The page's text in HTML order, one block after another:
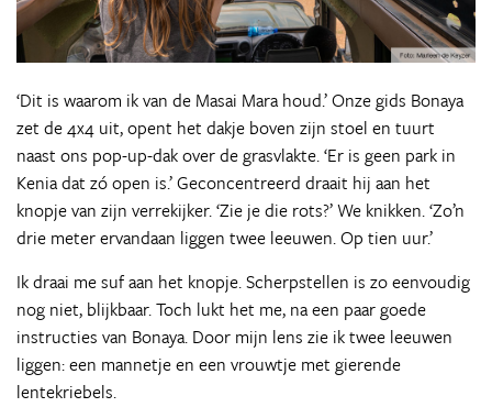
‘Dit is waarom ik van de Masai Mara houd.’ Onze gids Bonaya
zet de 4x4 uit, opent het dakje boven zijn stoel en tuurt
naast ons pop-up-dak over de grasvlakte. ‘Er is geen park in
Kenia dat zó open is.’ Geconcentreerd draait hij aan het
knopje van zijn verrekijker. ‘Zie je die rots?’ We knikken. ‘Zo’n
drie meter ervandaan liggen twee leeuwen. Op tien uur.’
Ik draai me suf aan het knopje. Scherpstellen is zo eenvoudig
nog niet, blijkbaar. Toch lukt het me, na een paar goede
instructies van Bonaya. Door mijn lens zie ik twee leeuwen
liggen: een mannetje en een vrouwtje met gierende
lentekriebels.